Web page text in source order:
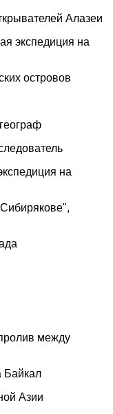
Алазеи
экспедиция на
островов
на
между
Байкал
Азии